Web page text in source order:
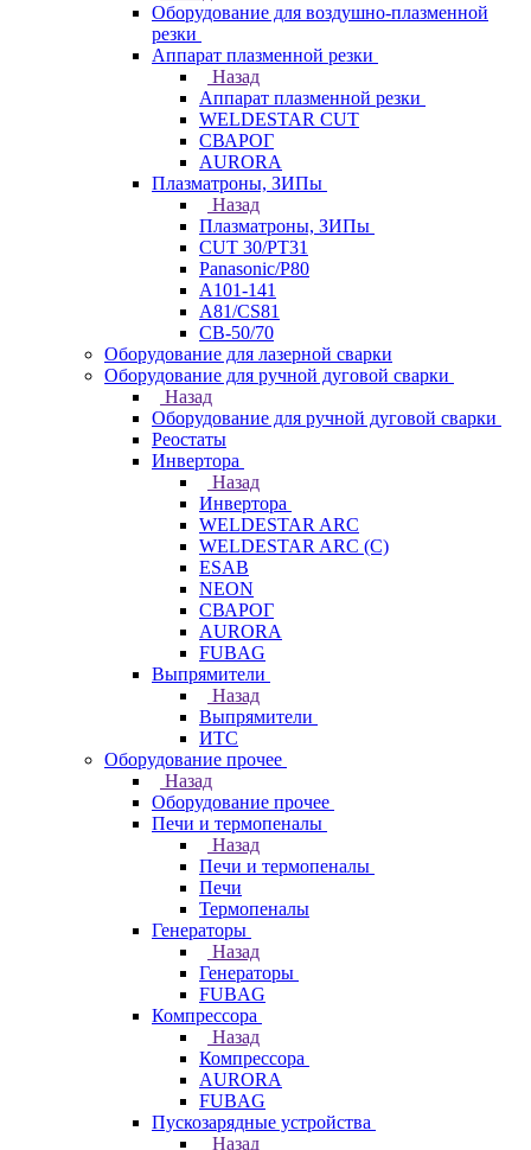
Оборудование для воздушно-плазменной
резки
Аппарат плазменной резки
Назад
Аппарат плазменной резки
WELDESTAR CUT
СВАРОГ
AURORA
Плазматроны, ЗИПы
Назад
Плазматроны, ЗИПы
CUT 30/PT31
Panasonic/P80
А101-141
А81/CS81
СВ-50/70
Оборудование для лазерной сварки
Оборудование для ручной дуговой сварки
Назад
Оборудование для ручной дуговой сварки
Реостаты
Инвертора
Назад
Инвертора
WELDESTAR ARC
WELDESTAR ARC (С)
ESAB
NEON
СВАРОГ
AURORA
FUBAG
Выпрямители
Назад
Выпрямители
ИТС
Оборудование прочее
Назад
Оборудование прочее
Печи и термопеналы
Назад
Печи и термопеналы
Печи
Термопеналы
Генераторы
Назад
Генераторы
FUBAG
Компрессора
Назад
Компрессора
AURORA
FUBAG
Пускозарядные устройства
Назад